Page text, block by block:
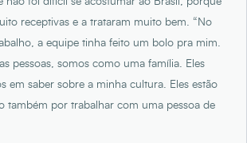
receptivas e a trataram muito bem. “No
a equipe tinha feito um bolo pra mim.
pessoas, somos como uma família. Eles
em saber sobre a minha cultura. Eles estão
também por trabalhar com uma pessoa de